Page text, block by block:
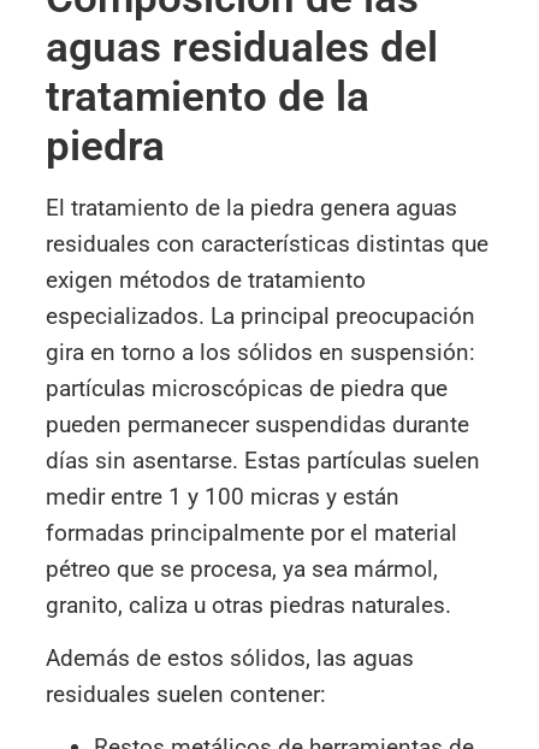
aguas residuales del
tratamiento de la
piedra
El tratamiento de la piedra genera aguas
residuales con características distintas que
exigen métodos de tratamiento
especializados. La principal preocupación
gira en torno a los sólidos en suspensión:
partículas microscópicas de piedra que
pueden permanecer suspendidas durante
días sin asentarse. Estas partículas suelen
medir entre 1 y 100 micras y están
formadas principalmente por el material
pétreo que se procesa, ya sea mármol,
granito, caliza u otras piedras naturales.
Además de estos sólidos, las aguas
residuales suelen contener: